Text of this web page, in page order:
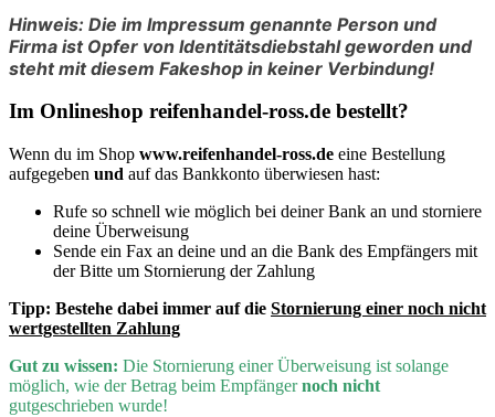
Hinweis: Die im Impressum genannte Person und
Firma ist Opfer von Identitätsdiebstahl geworden und
steht mit diesem Fakeshop in keiner Verbindung!
Im Onlineshop reifenhandel-ross.de bestellt?
Wenn du im Shop www.reifenhandel-ross.de eine Bestellung
aufgegeben und auf das Bankkonto überwiesen hast:
Rufe so schnell wie möglich bei deiner Bank an und storniere
deine Überweisung
Sende ein Fax an deine und an die Bank des Empfängers mit
der Bitte um Stornierung der Zahlung
Tipp: Bestehe dabei immer auf die Stornierung einer noch nicht
wertgestellten Zahlung
Gut zu wissen: Die Stornierung einer Überweisung ist solange
möglich, wie der Betrag beim Empfängernoch nicht
gutgeschrieben wurde!